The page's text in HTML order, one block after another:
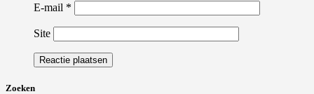
E-mail *
Site
Zoeken